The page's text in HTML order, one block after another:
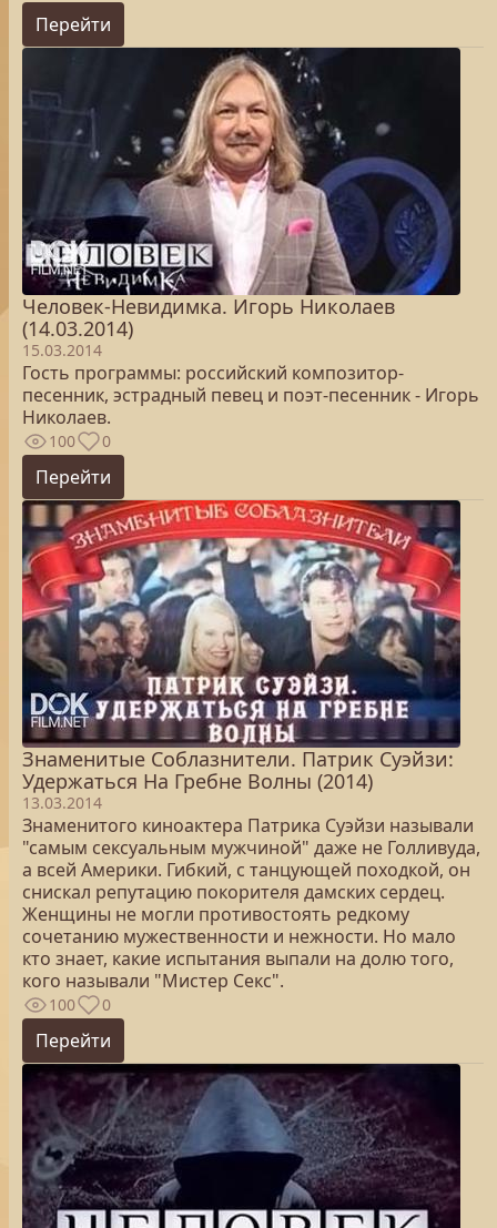
Перейти
Человек-Невидимка. Игорь Николаев
(14.03.2014)
15.03.2014
Гость программы: российский композитор-
песенник, эстрадный певец и поэт-песенник - Игорь
Николаев.
100 0
Перейти
Знаменитые Соблазнители. Патрик Суэйзи:
Удержаться На Гребне Волны (2014)
13.03.2014
Знаменитого киноактера Патрика Суэйзи называли
"самым сексуальным мужчиной" даже не Голливуда,
а всей Америки. Гибкий, с танцующей походкой, он
снискал репутацию покорителя дамских сердец.
Женщины не могли противостоять редкому
сочетанию мужественности и нежности. Но мало
кто знает, какие испытания выпали на долю того,
кого называли "Мистер Секс".
100 0
Перейти